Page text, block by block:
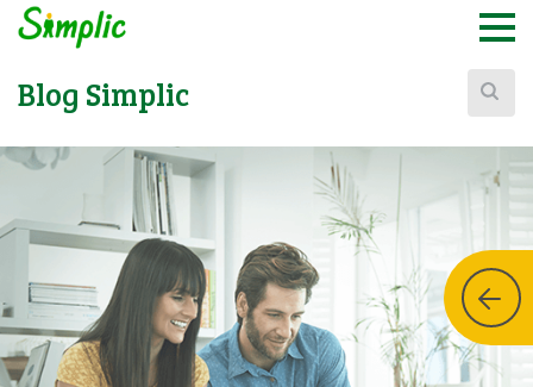
Blog Simplic Buscar: